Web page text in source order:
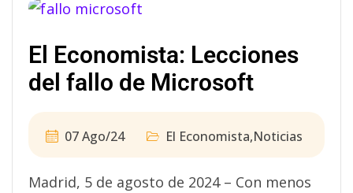
El Economista: Lecciones
del fallo de Microsoft
07 Ago/24 El Economista,Noticias
Madrid, 5 de agosto de 2024 – Con menos